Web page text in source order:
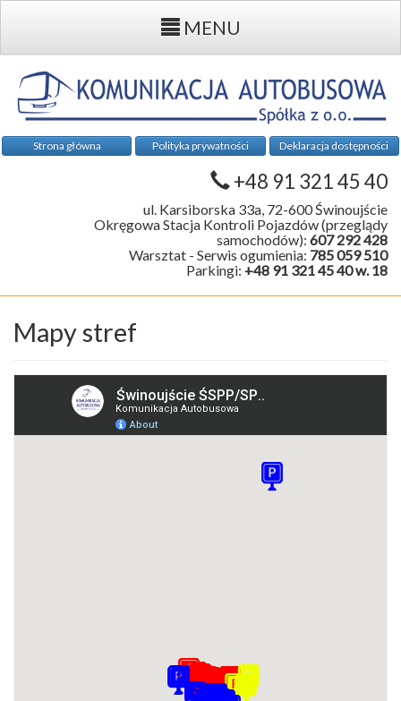
MENU
Strona główna Polityka prywatności Deklaracja dostępności
+48 91 321 45 40
ul. Karsiborska 33a, 72-600 Świnoujście
Okręgowa Stacja Kontroli Pojazdów (przeglądy
samochodów): 607 292 428
Warsztat - Serwis ogumienia: 785 059 510
Parkingi: +48 91 321 45 40 w. 18
Mapy stref